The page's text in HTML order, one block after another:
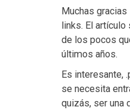
Muchas
links. El
de los pocos
últimos años.
Es interesante,
se necesita
quizás, ser una